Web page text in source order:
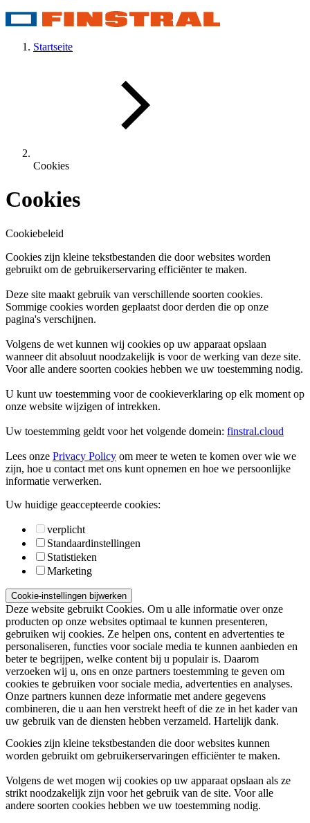
Startseite
Cookies
Cookies
Cookiebeleid
Cookies zijn kleine tekstbestanden die door websites worden
gebruikt om de gebruikerservaring efficiënter te maken.
Deze site maakt gebruik van verschillende soorten cookies.
Sommige cookies worden geplaatst door derden die op onze
pagina's verschijnen.
Volgens de wet kunnen wij cookies op uw apparaat opslaan
wanneer dit absoluut noodzakelijk is voor de werking van deze site.
Voor alle andere soorten cookies hebben we uw toestemming nodig.
U kunt uw toestemming voor de cookieverklaring op elk moment op
onze website wijzigen of intrekken.
Uw toestemming geldt voor het volgende domein: finstral.cloud
Lees onze Privacy Policy om meer te weten te komen over wie we
zijn, hoe u contact met ons kunt opnemen en hoe we persoonlijke
informatie verwerken.
Uw huidige geaccepteerde cookies:
verplicht
Standaardinstellingen
Statistieken
Marketing
Cookie-instellingen bijwerken
Deze website gebruikt Cookies. Om u alle informatie over onze
producten op onze websites optimaal te kunnen presenteren,
gebruiken wij cookies. Ze helpen ons, content en advertenties te
personaliseren, functies voor sociale media te kunnen aanbieden en
beter te begrijpen, welke content bij u populair is. Daarom
verzoeken wij u, ons en onze partners toestemming te geven om
cookies te gebruiken voor sociale media, advertenties en analyses.
Onze partners kunnen deze informatie met andere gegevens
combineren, die u aan hen verstrekt heeft of die ze in het kader van
uw gebruik van de diensten hebben verzameld. Hartelijk dank.
Cookies zijn kleine tekstbestanden die door websites kunnen
worden gebruikt om gebruikerservaringen efficiënter te maken.
Volgens de wet mogen wij cookies op uw apparaat opslaan als ze
strikt noodzakelijk zijn voor het gebruik van de site. Voor alle
andere soorten cookies hebben we uw toestemming nodig.